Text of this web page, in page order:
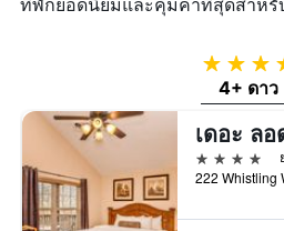
4 ด
4+ ดาว
4 ดาว